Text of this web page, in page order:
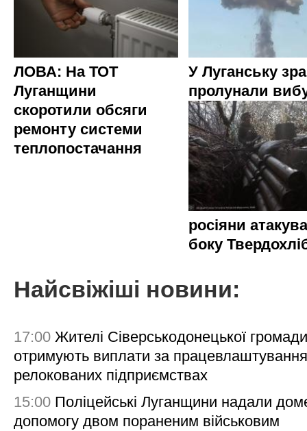
ЛОВА: На ТОТ
Луганщини
скоротили обсяги
ремонту системи
теплопостачання
У Луганську
пролунали
росіяни
боку
Найсвіжіші новини:
17:00 Жителі Сіверськодонецької
отримують виплати за
релокованих підприємствах
15:00 Поліцейські Луганщини надали
допомогу двом пораненим військовим